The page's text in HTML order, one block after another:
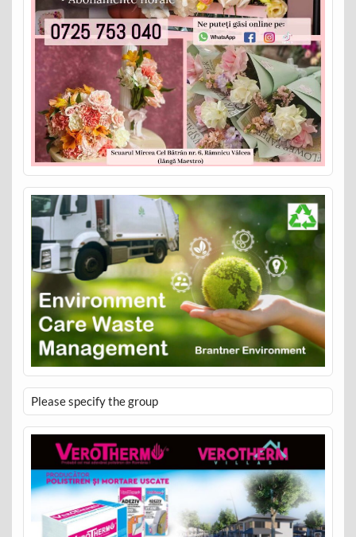
Please specify the group